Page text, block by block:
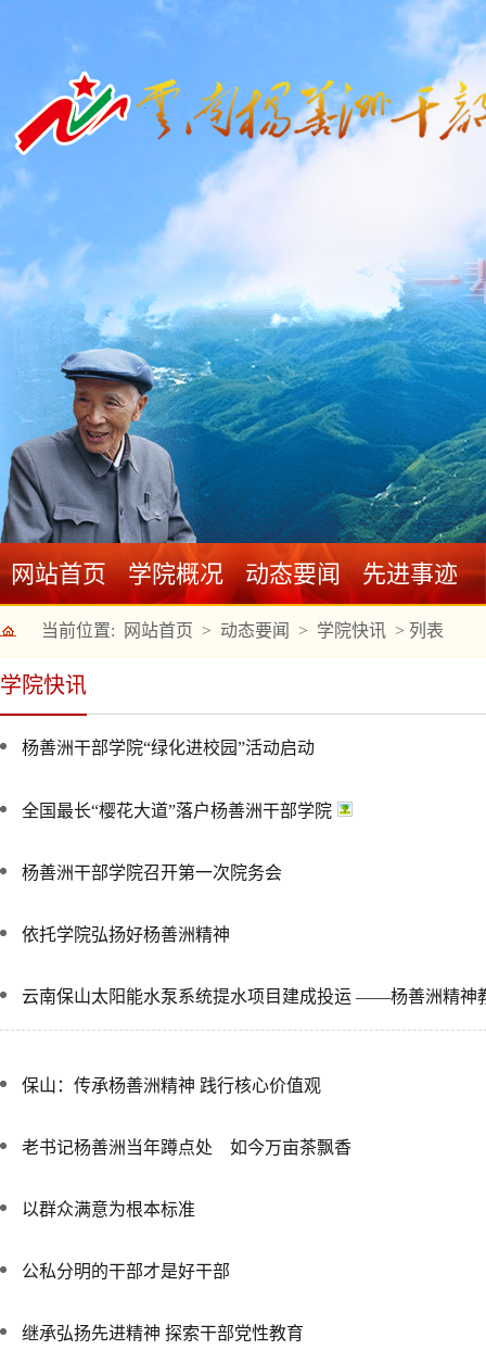
网站首页 学院概况 动态要闻 先进事迹
当前位置: 网站首页 > 动态要闻 > 学院快讯 > 列表
学院快讯
杨善洲干部学院“绿化进校园”活动启动
全国最长“樱花大道”落户杨善洲干部学院
杨善洲干部学院召开第一次院务会
依托学院弘扬好杨善洲精神
云南保山太阳能水泵系统提水项目建成投运 ——杨善洲精神
保山：传承杨善洲精神 践行核心价值观
老书记杨善洲当年蹲点处 如今万亩茶飘香
以群众满意为根本标准
公私分明的干部才是好干部
继承弘扬先进精神 探索干部党性教育